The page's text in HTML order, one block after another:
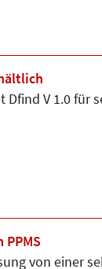
V 1.0 für
von einer